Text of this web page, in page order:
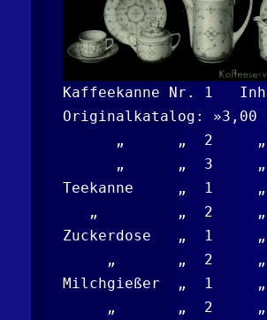
Kaffeekanne Nr. 1
Originalkatalog: »3,00
„ „ 2 „
„ „ 3 „
Teekanne „ 1
„ „ 2 „
Zuckerdose „ 1
„ „ 2 „
Milchgießer „ 1
„ „ 2 „